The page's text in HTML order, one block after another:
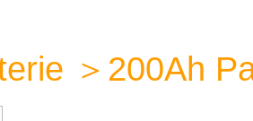
＞200Ah